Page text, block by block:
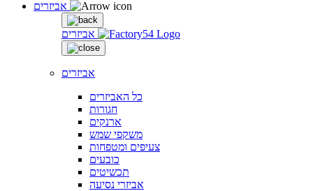
אביזרים
אביזרים
כל האביזרים
חגורות
ארנקים
משקפי שמש
צעיפים ומטפחות
כובעים
תכשיטים
אביזרי נסיעה